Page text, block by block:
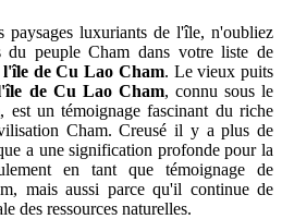
paysages luxuriants de l'île, n'oubliez
peuple Cham dans votre liste de
l'île de Cu Lao Cham. Le vieux puits
de Cu Lao Cham, connu sous le
un témoignage fascinant du riche
Cham. Creusé il y a plus de
a une signification profonde pour la
en tant que témoignage de
mais aussi parce qu'il continue de
des ressources naturelles.